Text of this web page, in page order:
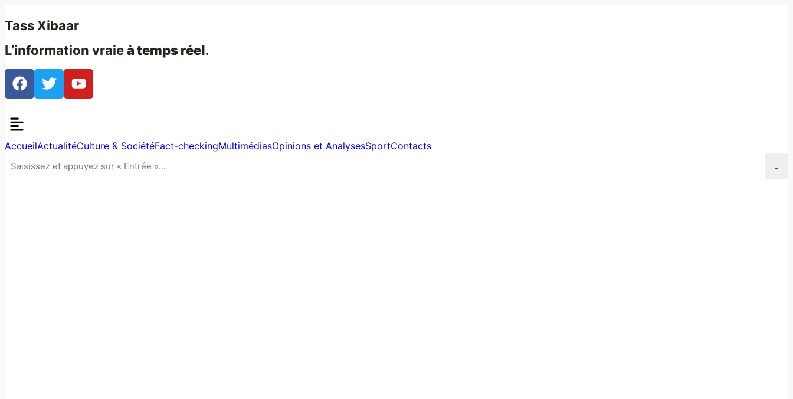
Tass Xibaar
L’information vraieà temps réel.
AccueilActualitéCulture & SociétéFact-checkingMultimédiasOpinions et AnalysesSportContacts